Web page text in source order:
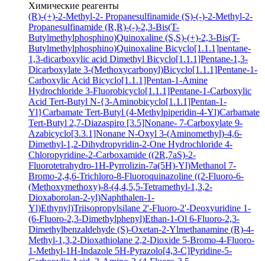
Химические реагенты
(R)-(+)-2-Methyl-2- Propanesulfinamide (S)-(-)-2-Methyl-2-
Propanesulfinamide (R,R)-(-)-2,3-Bis(T-
Butylmethylphosphino)Quinoxaline (S,S)-(+)-2,3-Bis(T-
Butylmethylphosphino)Quinoxaline Bicyclo[1.1.1]pentane-
1,3-dicarboxylic acid Dimethyl Bicyclo[1.1.1]Pentane-1,3-
Dicarboxylate 3-(Methoxycarbonyl)Bicyclo[1.1.1]Pentane-1-
Carboxylic Acid Bicyclo[1.1.1]Pentan-1-Amine
Hydrochloride 3-Fluorobicyclo[1.1.1]Pentane-1-Carboxylic
Acid Tert-Butyl N-{3-Aminobicyclo[1.1.1]Pentan-1-
Yl}Carbamate Tert-Butyl (4-Methylpiperidin-4-Yl)Carbamate
Tert-Butyl 2,7-Diazaspiro [3.5]Nonane- 7-Carboxylate 9-
Azabicyclo[3.3.1]Nonane N-Oxyl 3-(Aminomethyl)-4,6-
Dimethyl-1,2-Dihydropyridin-2-One Hydrochloride 4-
Chloropyridine-2-Carboxamide ((2R,7aS)-2-
Fluorotetrahydro-1H-Pyrrolizin-7a(5H)-Yl)Methanol 7-
Bromo-2,4,6-Trichloro-8-Fluoroquinazoline ((2-Fluoro-6-
(Methoxymethoxy)-8-(4,4,5,5-Tetramethyl-1,3,2-
Dioxaborolan-2-yl)Naphthalen-1-
Yl)Ethynyl)Triisopropylsilane 2'-Fluoro-2'-Deoxyuridine 1-
(6-Fluoro-2,3-Dimethylphenyl)Ethan-1-Ol 6-Fluoro-2,3-
Dimethylbenzaldehyde (S)-Oxetan-2-Ylmethanamine (R)-4-
Methyl-1,3,2-Dioxathiolane 2,2-Dioxide 5-Bromo-4-Fluoro-
1-Methyl-1H-Indazole 5H-Pyrazolo[4,3-C]Pyridine-5-